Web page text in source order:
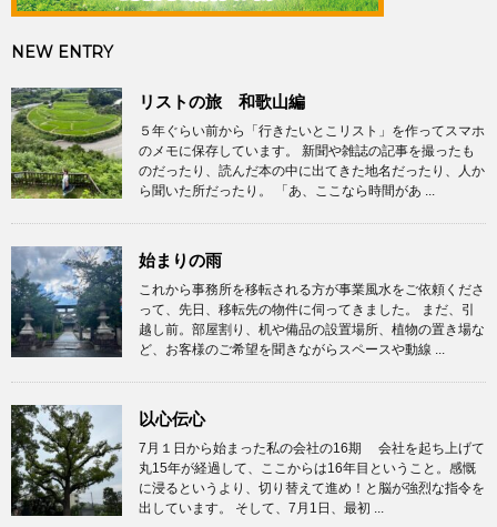
NEW ENTRY
リストの旅 和歌山編
５年ぐらい前から「行きたいとこリスト」を作ってスマホ
のメモに保存しています。 新聞や雑誌の記事を撮ったも
のだったり、読んだ本の中に出てきた地名だったり、人か
ら聞いた所だったり。 「あ、ここなら時間があ ...
始まりの雨
これから事務所を移転される方が事業風水をご依頼くださ
って、先日、移転先の物件に伺ってきました。 まだ、引
越し前。部屋割り、机や備品の設置場所、植物の置き場な
ど、お客様のご希望を聞きながらスペースや動線 ...
以心伝心
7月１日から始まった私の会社の16期 会社を起ち上げて
丸15年が経過して、ここからは16年目ということ。感慨
に浸るというより、切り替えて進め！と脳が強烈な指令を
出しています。 そして、7月1日、最初 ...